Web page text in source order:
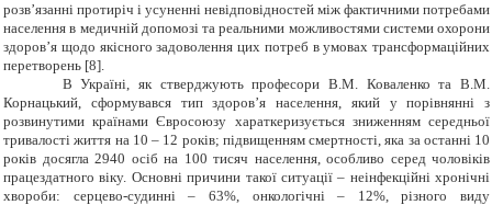
розв’язанні протиріч і усуненні невідповідностей між фактичними потребами
населення в медичній допомозі та реальними можливостями системи охорони
здоров’я щодо якісного задоволення цих потреб в умовах трансформаційних
перетворень [8].
В Україні, як стверджують професори В.М. Коваленко та В.М.
Корнацький, сформувався тип здоров’я населення, який у порівнянні з
розвинутими країнами Євросоюзу хараткеризується зниженням середньої
тривалості життя на 10 – 12 років; підвищенням смертності, яка за останні 10
років досягла 2940 осіб на 100 тисяч населення, особливо серед чоловіків
працездатного віку. Основні причини такої ситуації – неінфекційні хронічні
хвороби: серцево-судинні – 63%, онкологічні – 12%, різного виду